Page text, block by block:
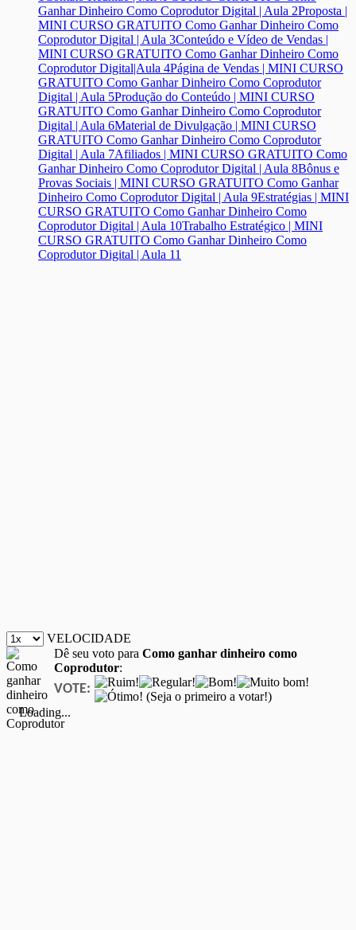
Ganhar Dinheiro Como Coprodutor Digital | Aula 2Proposta |
MINI CURSO GRATUITO Como Ganhar Dinheiro Como
Coprodutor Digital | Aula 3Conteúdo e Vídeo de Vendas |
MINI CURSO GRATUITO Como Ganhar Dinheiro Como
Coprodutor Digital|Aula 4Página de Vendas | MINI CURSO
GRATUITO Como Ganhar Dinheiro Como Coprodutor
Digital | Aula 5Produção do Conteúdo | MINI CURSO
GRATUITO Como Ganhar Dinheiro Como Coprodutor
Digital | Aula 6Material de Divulgação | MINI CURSO
GRATUITO Como Ganhar Dinheiro Como Coprodutor
Digital | Aula 7Afiliados | MINI CURSO GRATUITO Como
Ganhar Dinheiro Como Coprodutor Digital | Aula 8Bônus e
Provas Sociais | MINI CURSO GRATUITO Como Ganhar
Dinheiro Como Coprodutor Digital | Aula 9Estratégias | MINI
CURSO GRATUITO Como Ganhar Dinheiro Como
Coprodutor Digital | Aula 10Trabalho Estratégico | MINI
CURSO GRATUITO Como Ganhar Dinheiro Como
Coprodutor Digital | Aula 11
VELOCIDADE
Dê seu voto para Como ganhar dinheiro como
Coprodutor:
VOTE:
(Seja o primeiro a votar!)
Loading...